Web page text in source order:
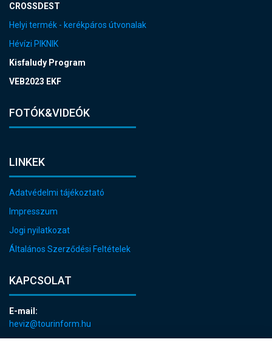
CROSSDEST
Helyi termék - kerékpáros útvonalak
Hévízi PIKNIK
Kisfaludy Program
VEB2023 EKF
FOTÓK&VIDEÓK
LINKEK
Adatvédelmi tájékoztató
Impresszum
Jogi nyilatkozat
Általános Szerződési Feltételek
KAPCSOLAT
E-mail:
heviz@tourinform.hu